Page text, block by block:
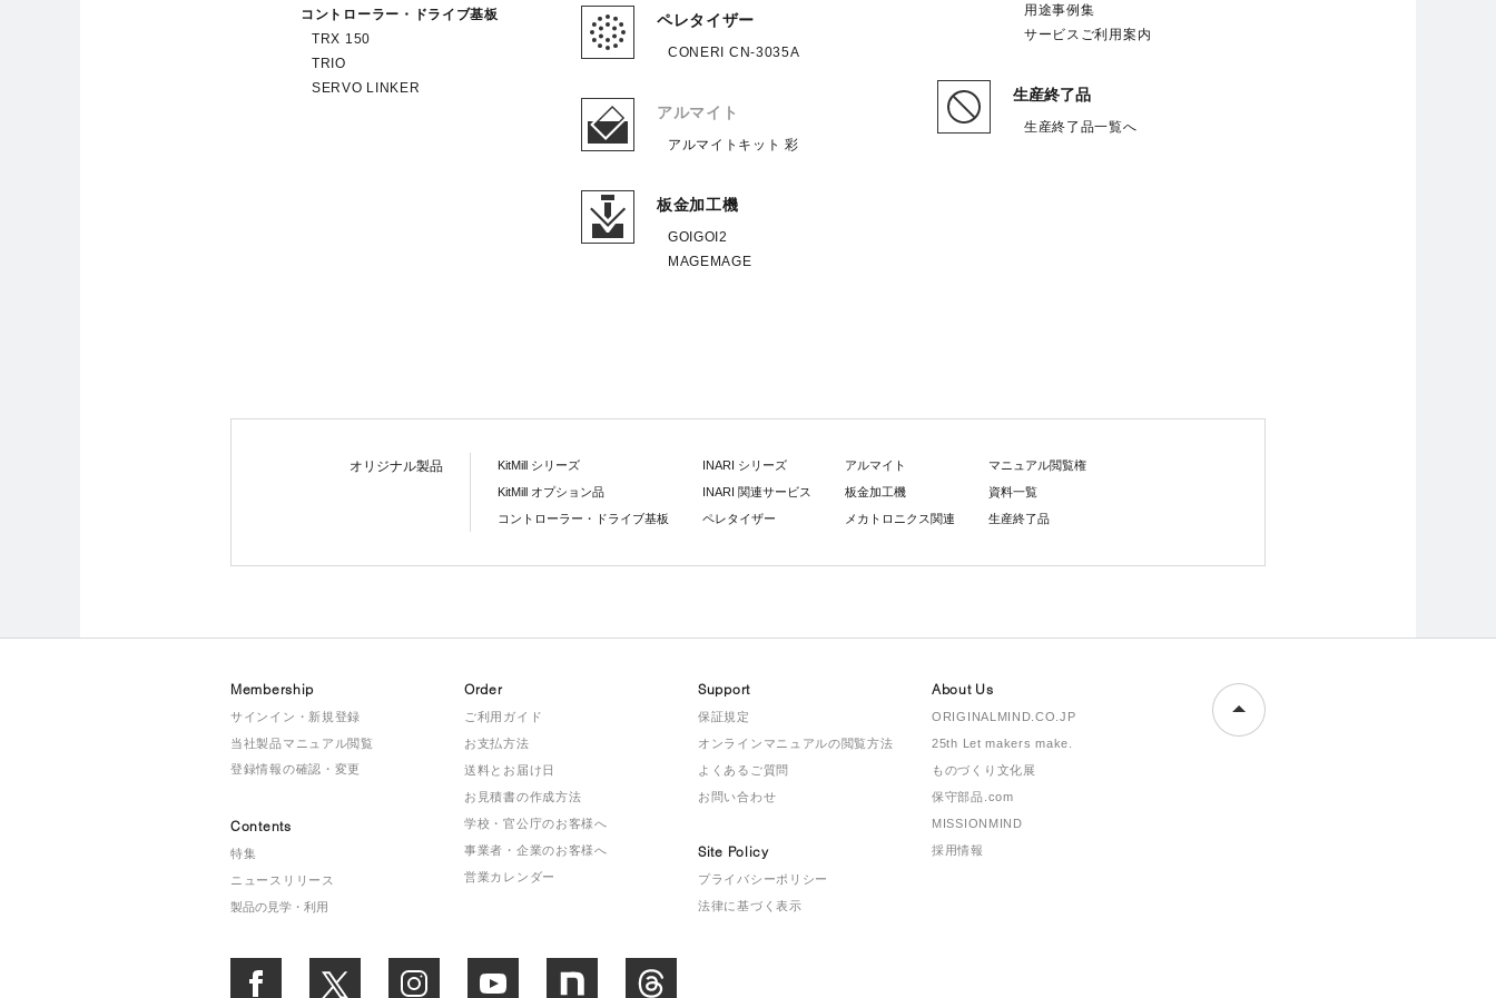
コントローラー・ドライブ基板
TRX 150
TRIO
SERVO LINKER
ペレタイザー
CONERI CN-3035A
アルマイト
アルマイトキット 彩
板金加工機
GOIGOI2
MAGEMAGE
用途事例集
サービスご利用案内
生産終了品
生産終了品一覧へ
オリジナル製品
KitMill シリーズ
KitMill オプション品
コントローラー・ドライブ基板
INARI シリーズ
INARI 関連サービス
ペレタイザー
アルマイト
板金加工機
メカトロニクス関連
マニュアル閲覧権
資料一覧
生産終了品
Membership
サインイン・新規登録
当社製品マニュアル閲覧
登録情報の確認・変更
Contents
特集
ニュースリリース
製品の見学・利用
Order
ご利用ガイド
お支払方法
送料とお届け日
お見積書の作成方法
学校・官公庁のお客様へ
事業者・企業のお客様へ
営業カレンダー
Support
保証規定
オンラインマニュアルの閲覧方法
よくあるご質問
お問い合わせ
Site Policy
プライバシーポリシー
法律に基づく表示
About Us
ORIGINALMIND.CO.JP
25th Let makers make.
ものづくり文化展
保守部品.com
MISSIONMIND
採用情報